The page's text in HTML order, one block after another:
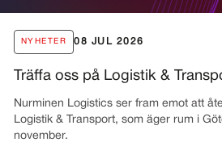
NYHETER 08 JUL 2026
Träffa oss på Logistik &
Nurminen Logistics ser fram emot att
Logistik & Transport, som äger rum i
november.